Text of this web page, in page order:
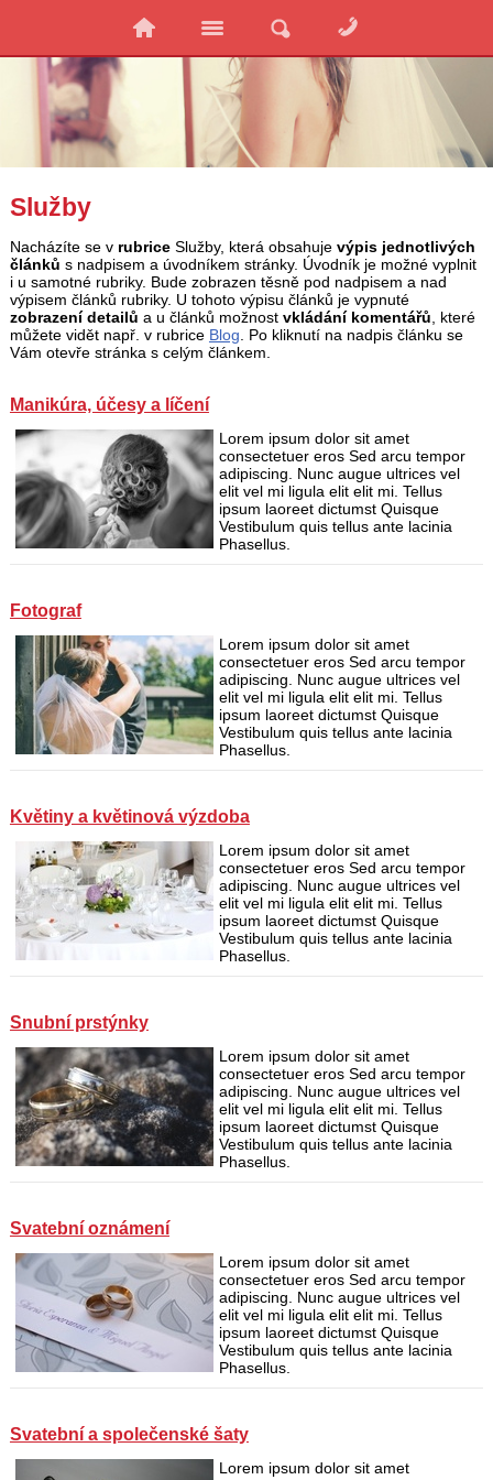
Služby
Nacházíte se v rubriceSlužby, která obsahuje výpis jednotlivých
článků s nadpisem a úvodníkem stránky. Úvodník je možné vyplnit
i u samotné rubriky. Bude zobrazen těsně pod nadpisem a nad
výpisem článků rubriky. U tohoto výpisu článků je vypnuté
zobrazení detailů a u článků možnost vkládání komentářů , které
můžete vidět např. v rubrice Blog . Po kliknutí na nadpis článku se
Vám otevře stránka s celým článkem.
Manikúra, účesy a líčení
Lorem ipsum dolor sit amet
consectetuer eros Sed arcu tempor
adipiscing. Nunc augue ultrices vel
elit vel mi ligula elit elit mi. Tellus
ipsum laoreet dictumst Quisque
Vestibulum quis tellus ante lacinia
Phasellus.
Fotograf
Lorem ipsum dolor sit amet
consectetuer eros Sed arcu tempor
adipiscing. Nunc augue ultrices vel
elit vel mi ligula elit elit mi. Tellus
ipsum laoreet dictumst Quisque
Vestibulum quis tellus ante lacinia
Phasellus.
Květiny a květinová výzdoba
Lorem ipsum dolor sit amet
consectetuer eros Sed arcu tempor
adipiscing. Nunc augue ultrices vel
elit vel mi ligula elit elit mi. Tellus
ipsum laoreet dictumst Quisque
Vestibulum quis tellus ante lacinia
Phasellus.
Snubní prstýnky
Lorem ipsum dolor sit amet
consectetuer eros Sed arcu tempor
adipiscing. Nunc augue ultrices vel
elit vel mi ligula elit elit mi. Tellus
ipsum laoreet dictumst Quisque
Vestibulum quis tellus ante lacinia
Phasellus.
Svatební oznámení
Lorem ipsum dolor sit amet
consectetuer eros Sed arcu tempor
adipiscing. Nunc augue ultrices vel
elit vel mi ligula elit elit mi. Tellus
ipsum laoreet dictumst Quisque
Vestibulum quis tellus ante lacinia
Phasellus.
Svatební a společenské šaty
Lorem ipsum dolor sit amet